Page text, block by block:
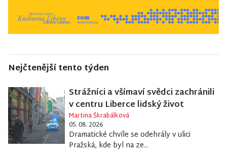
Nejčtenější tento týden
Strážníci a všímaví svědci zachránili
v centru Liberce lidský život
Martina Škrabálková
05. 08. 2026
Dramatické chvíle se odehrály v ulici
Pražská, kde byl na ze...